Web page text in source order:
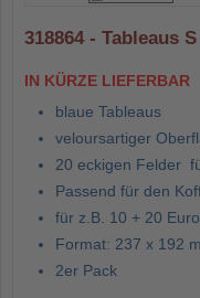
318864 - Tableaus
IN KÜRZE LIEFERBAR
blaue Tableaus
veloursartiger
20 eckigen Felder
Passend für den
für z.B. 10 + 20
Format: 237 x 192
2er Pack